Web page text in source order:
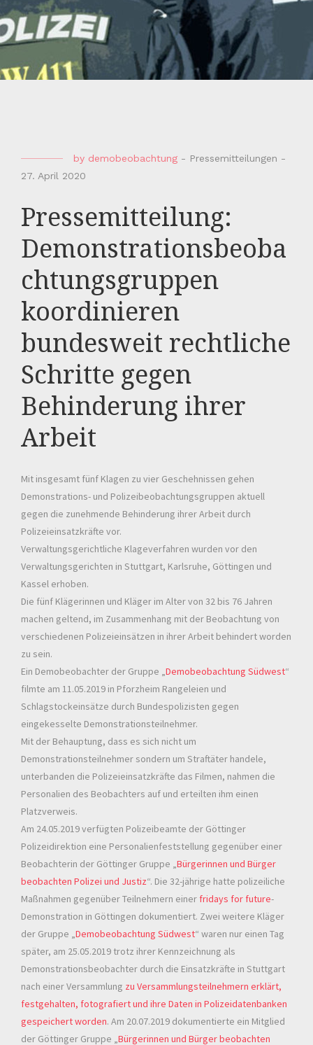
by demobeobachtung - Pressemitteilungen -
27. April 2020
Pressemitteilung:
Demonstrationsbeoba
chtungsgruppen
koordinieren
bundesweit rechtliche
Schritte gegen
Behinderung ihrer
Arbeit
Mit insgesamt fünf Klagen zu vier Geschehnissen gehen
Demonstrations- und Polizeibeobachtungsgruppen aktuell
gegen die zunehmende Behinderung ihrer Arbeit durch
Polizeieinsatzkräfte vor.
Verwaltungsgerichtliche Klageverfahren wurden vor den
Verwaltungsgerichten in Stuttgart, Karlsruhe, Göttingen und
Kassel erhoben.
Die fünf Klägerinnen und Kläger im Alter von 32 bis 76 Jahren
machen geltend, im Zusammenhang mit der Beobachtung von
verschiedenen Polizeieinsätzen in ihrer Arbeit behindert worden
zu sein.
Ein Demobeobachter der Gruppe „Demobeobachtung Südwest“
filmte am 11.05.2019 in Pforzheim Rangeleien und
Schlagstockeinsätze durch Bundespolizisten gegen
eingekesselte Demonstrationsteilnehmer.
Mit der Behauptung, dass es sich nicht um
Demonstrationsteilnehmer sondern um Straftäter handele,
unterbanden die Polizeieinsatzkräfte das Filmen, nahmen die
Personalien des Beobachters auf und erteilten ihm einen
Platzverweis.
Am 24.05.2019 verfügten Polizeibeamte der Göttinger
Polizeidirektion eine Personalienfeststellung gegenüber einer
Beobachterin der Göttinger Gruppe „Bürgerinnen und Bürger
beobachten Polizei und Justiz“. Die 32-jährige hatte polizeiliche
Maßnahmen gegenüber Teilnehmern einer fridays for future-
Demonstration in Göttingen dokumentiert. Zwei weitere Kläger
der Gruppe „Demobeobachtung Südwest“ waren nur einen Tag
später, am 25.05.2019 trotz ihrer Kennzeichnung als
Demonstrationsbeobachter durch die Einsatzkräfte in Stuttgart
nach einer Versammlung zu Versammlungsteilnehmern erklärt,
festgehalten, fotografiert und ihre Daten in Polizeidatenbanken
gespeichert worden. Am 20.07.2019 dokumentierte ein Mitglied
der Göttinger Gruppe „Bürgerinnen und Bürger beobachten